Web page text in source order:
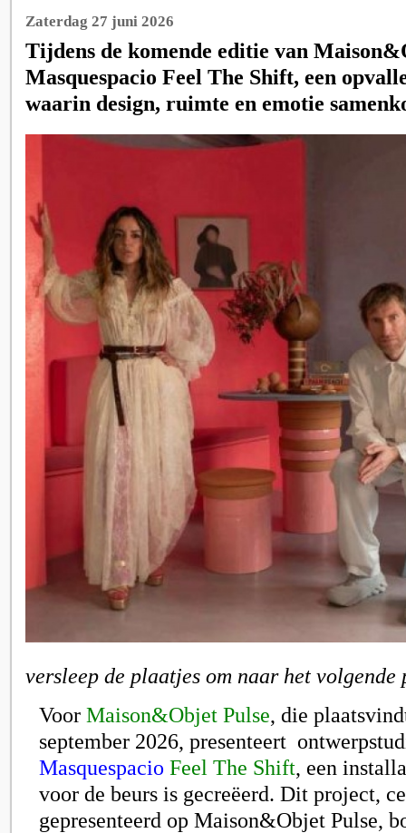
Zaterdag 27 juni 2026
Tijdens de komende editie van
Masquespacio Feel The Shift, een
waarin design, ruimte en emotie
versleep de plaatjes om naar het
Voor Maison&Objet Pulse, die
september 2026, presenteert
Masquespacio Feel The Shift, een
voor de beurs is gecreëerd. Dit project,
gepresenteerd op Maison&Objet Pulse,